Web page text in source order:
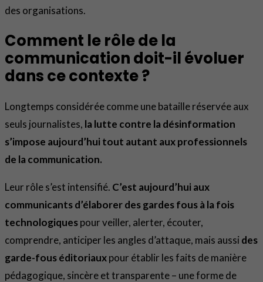
des organisations.
Comment le rôle de la
communication doit-il évoluer
dans ce contexte ?
Longtemps considérée comme une bataille réservée aux
seuls journalistes, la lutte contre la désinformation
s’impose aujourd’hui tout autant aux professionnels
de la communication.
Leur rôle s’est intensifié. C’est aujourd’hui aux
communicants d’élaborer des gardes fous à la fois
technologiquespour veiller, alerter, écouter,
comprendre, anticiper les angles d’attaque, mais aussi des
garde-fous éditoriauxpour établir les faits de manière
pédagogique, sincère et transparente – une forme de